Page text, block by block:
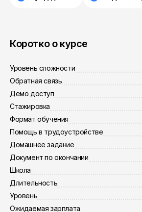
Коротко о курсе
Уровень сложности
Обратная связь
Демо доступ
Стажировка
Формат обучения
Помощь в трудоустройстве
Домашнее задание
Документ по окончании
Школа
Длительность
Уровень
Ожидаемая зарплата